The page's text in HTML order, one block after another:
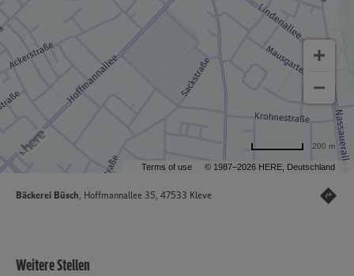
Terms of use © 1987–2026 HERE, Deutschland
200 m
Bäckerei Büsch, Hoffmannallee 35, 47533 Kleve
Weitere Stellen